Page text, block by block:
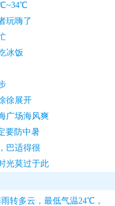
玩嗨了
冰饭
徐展开
广场海风爽
要防中暑
巴适得很
光莫过于此
转多云，最低气温24℃，